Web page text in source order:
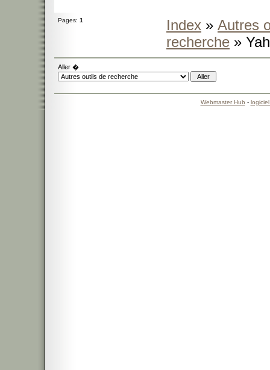
Pages: 1 Index » Autres
recherche »
Aller �
Webmaster Hub -